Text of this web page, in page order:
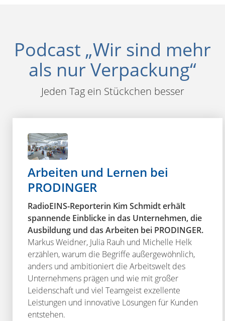
Podcast „Wir sind mehr
als nur Verpackung“
Jeden Tag ein Stückchen besser
Arbeiten und Lernen bei
PRODINGER
RadioEINS-Reporterin Kim Schmidt erhält
spannende Einblicke in das Unternehmen, die
Ausbildung und das Arbeiten bei PRODINGER.
Markus Weidner, Julia Rauh und Michelle Helk
erzählen, warum die Begriffe außergewöhnlich,
anders und ambitioniert die Arbeitswelt des
Unternehmens prägen und wie mit großer
Leidenschaft und viel Teamgeist exzellente
Leistungen und innovative Lösungen für Kunden
entstehen.